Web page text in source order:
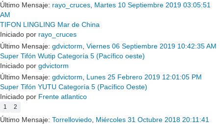
Último Mensaje: rayo_cruces Martes 10 Septiembre 2019 03:05:51
AM
TIFON LINGLING Mar de China
Iniciado por rayo_cruces
Último Mensaje: gdvictorm Viernes 06 Septiembre 2019 10:42:35 AM
Super Tifón Wutip Categoría 5 (Pacífico oeste)
Iniciado por gdvictorm
Último Mensaje: gdvictorm
Lunes 25 Febrero 2019 12:01:05 PM
Super Tifón YUTU Categoría 5 (Pacífico Oeste)
Iniciado por Frente atlantico
1 2
Último Mensaje: Torrelloviedo Miércoles 31 Octubre 2018 20:11:41